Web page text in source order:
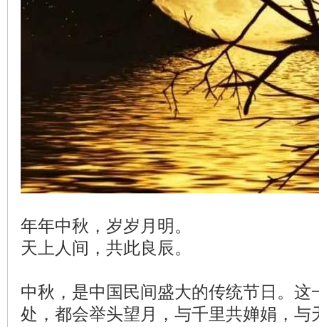
年年中秋，岁岁月明。
天上人间，共此良辰。
中秋，是中国民间盛大的传统节日。这
处，都会举头望月，与千里共婵娟，与